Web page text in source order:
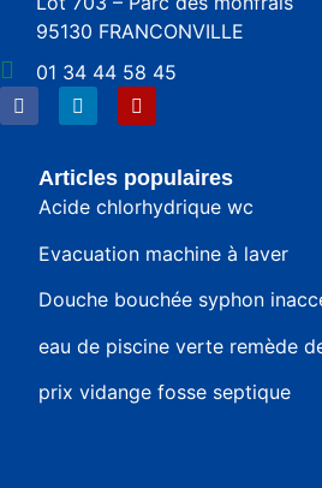
95130 FRANCONVILLE
01 34 44 58 45
Articles populaires
Acide chlorhydrique wc
Evacuation machine à laver
Douche bouchée syphon
eau de piscine verte remède
prix vidange fosse septique